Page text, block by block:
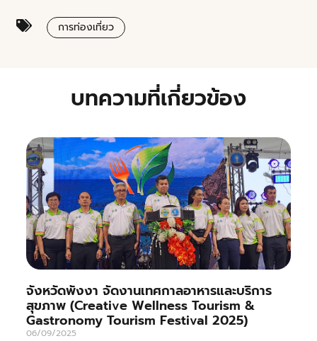
การท่องเที่ยว
บทความที่เกี่ยวข้อง
จังหวัดพังงา จัดงานเทศกาลอาหารและบริการ
สุขภาพ (Creative Wellness Tourism &
Gastronomy Tourism Festival 2025)
06/09/2025